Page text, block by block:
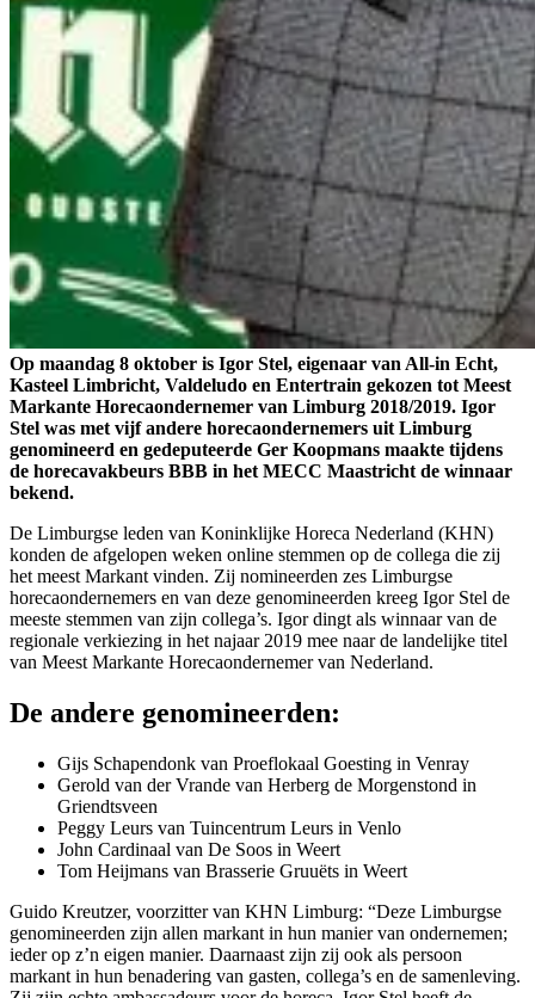
Op maandag 8 oktober is Igor Stel, eigenaar van All-in Echt,
Kasteel Limbricht, Valdeludo en Entertrain gekozen tot Meest
Markante Horecaondernemer van Limburg 2018/2019. Igor
Stel was met vijf andere horecaondernemers uit Limburg
genomineerd en gedeputeerde Ger Koopmans maakte tijdens
de horecavakbeurs BBB in het MECC Maastricht de winnaar
bekend.
De Limburgse leden van Koninklijke Horeca Nederland (KHN)
konden de afgelopen weken online stemmen op de collega die zij
het meest Markant vinden. Zij nomineerden zes Limburgse
horecaondernemers en van deze genomineerden kreeg Igor Stel de
meeste stemmen van zijn collega’s. Igor dingt als winnaar van de
regionale verkiezing in het najaar 2019 mee naar de landelijke titel
van Meest Markante Horecaondernemer van Nederland.
De andere genomineerden:
Gijs Schapendonk van Proeflokaal Goesting in Venray
Gerold van der Vrande van Herberg de Morgenstond in
Griendtsveen
Peggy Leurs van Tuincentrum Leurs in Venlo
John Cardinaal van De Soos in Weert
Tom Heijmans van Brasserie Gruuëts in Weert
Guido Kreutzer, voorzitter van KHN Limburg: “Deze Limburgse
genomineerden zijn allen markant in hun manier van ondernemen;
ieder op z’n eigen manier. Daarnaast zijn zij ook als persoon
markant in hun benadering van gasten, collega’s en de samenleving.